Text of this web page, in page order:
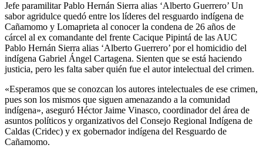
Jefe paramilitar Pablo Hernán Sierra alias ‘Alberto Guerrero’ Un
sabor agridulce quedó entre los líderes del resguardo indígena de
Cañamomo y Lomaprieta al conocer la condena de 26 años de
cárcel al ex comandante del frente Cacique Pipintá de las AUC
Pablo Hernán Sierra alias ‘Alberto Guerrero’ por el homicidio del
indígena Gabriel Ángel Cartagena. Sienten que se está haciendo
justicia, pero les falta saber quién fue el autor intelectual del crimen.
«Esperamos que se conozcan los autores intelectuales de ese crimen,
pues son los mismos que siguen amenazando a la comunidad
indígena», aseguró Héctor Jaime Vinasco, coordinador del área de
asuntos políticos y organizativos del Consejo Regional Indígena de
Caldas (Cridec) y ex gobernador indígena del Resguardo de
Cañamomo.